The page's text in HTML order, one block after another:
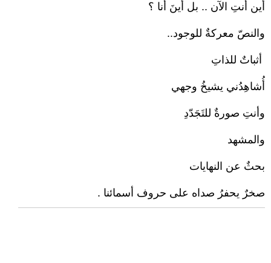
أين أنتِ الآن .. بل أينَ أَنا ؟‎
والنصّ معركةٌ للوجود..‏
‏ أثباتٌ للذاتِ
أُشاهِدُني يشيخُ وجهي ‏
وأنتِ صورةٌ للتَجَدّدِ‎
والمشهد
بحثٌ عن النهايات
صخرٌ يحفرُ صداه على حروف أسمائنا . ‏